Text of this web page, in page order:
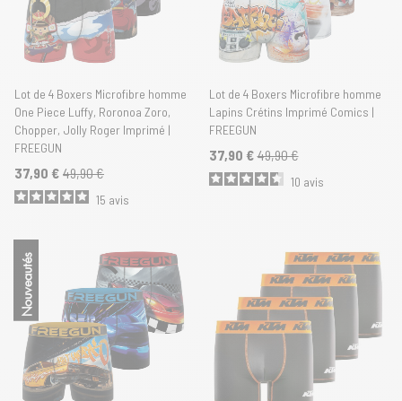
Lot de 4 Boxers Microfibre homme
One Piece Luffy, Roronoa Zoro,
Chopper, Jolly Roger Imprimé |
FREEGUN
37,90 € 49,90 €
15 avis
Lot de 4 Boxers Microfibre homme
Lapins Crétins Imprimé Comics |
FREEGUN
37,90 € 49,90 €
10 avis
Nouveautés